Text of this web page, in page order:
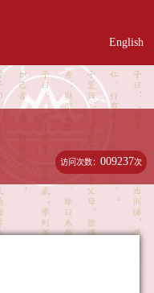
English
访问次数：009237次